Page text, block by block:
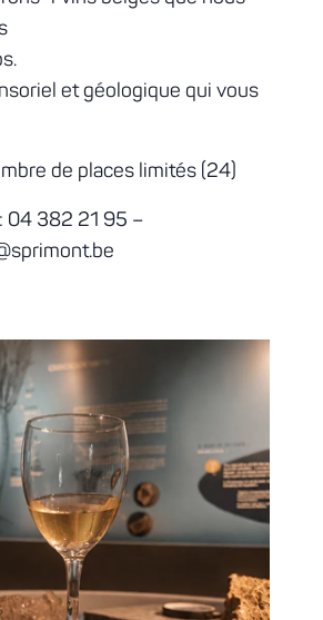
et géologique qui vous
de places limités (24)
04 382 21 95 –